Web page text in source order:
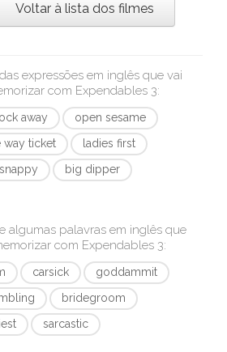
Voltar à lista dos filmes
expressões em inglês que vai
com Expendables 3:
lock away
open sesame
way ticket
ladies first
big dipper
algumas palavras em inglês que
com Expendables 3:
carsick
goddammit
bridegroom
sarcastic